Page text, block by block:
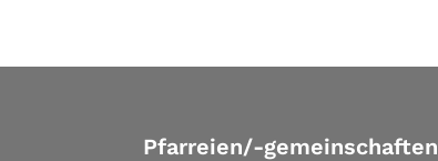
Pfarreien/-gemeinschaften